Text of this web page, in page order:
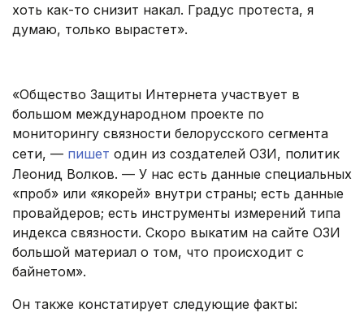
хоть как-то снизит накал. Градус протеста, я
думаю, только вырастет».
«Общество Защиты Интернета участвует в
большом международном проекте по
мониторингу связности белорусского сегмента
сети, — пишет один из создателей ОЗИ, политик
Леонид Волков. — У нас есть данные специальных
«проб» или «якорей» внутри страны; есть данные
провайдеров; есть инструменты измерений типа
индекса связности. Скоро выкатим на сайте ОЗИ
большой материал о том, что происходит с
байнетом».
Он также констатирует следующие факты: